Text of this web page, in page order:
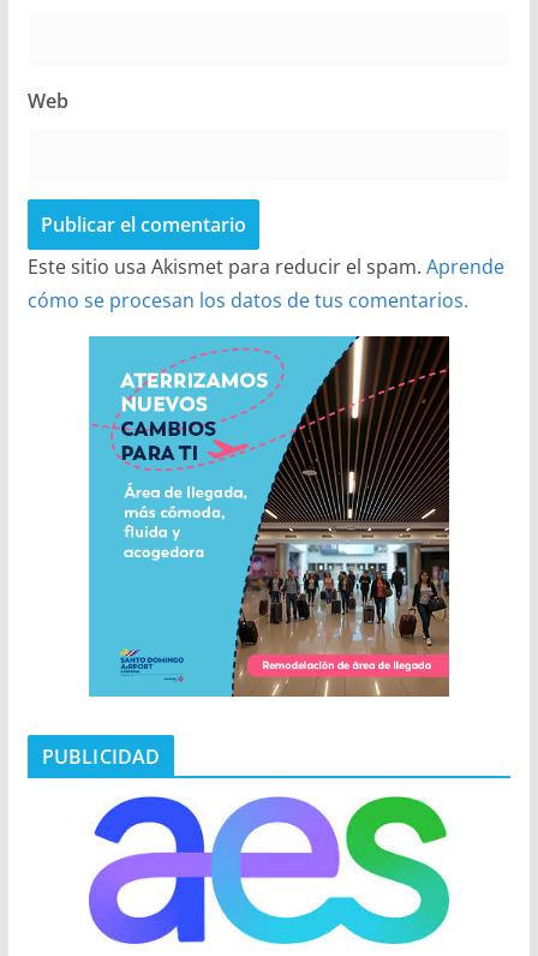
Web
Este sitio usa Akismet para reducir el spam. Aprende
cómo se procesan los datos de tus comentarios.
PUBLICIDAD